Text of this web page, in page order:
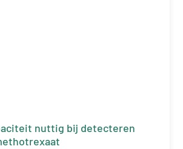
nuttig bij detecteren